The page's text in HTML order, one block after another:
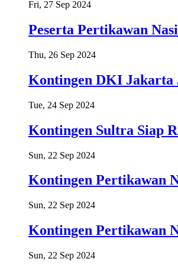
Fri, 27 Sep 2024
Peserta Pertikawan
Thu, 26 Sep 2024
Kontingen DKI Jakarta
Tue, 24 Sep 2024
Kontingen Sultra Siap
Sun, 22 Sep 2024
Kontingen Pertikawan
Sun, 22 Sep 2024
Kontingen Pertikawan
Sun, 22 Sep 2024